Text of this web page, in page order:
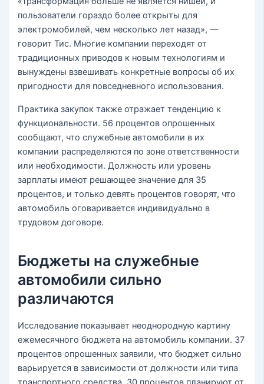
пользователи гораздо более открыты для
электромобилей, чем несколько лет назад», —
говорит Тис. Многие компании переходят от
традиционных приводов к новым технологиям и
вынуждены взвешивать конкретные вопросы об их
пригодности для повседневного использования.
Практика закупок также отражает тенденцию к
функциональности. 56 процентов опрошенных
сообщают, что служебные автомобили в их
компании распределяются по зоне ответственности
или необходимости. Должность или уровень
зарплаты имеют решающее значение для 35
процентов, и только девять процентов говорят, что
автомобиль оговаривается индивидуально в
трудовом договоре.
Бюджеты на служебные
автомобили сильно
различаются
Исследование показывает неоднородную картину
ежемесячного бюджета на автомобиль компании. 37
процентов опрошенных заявили, что бюджет сильно
варьируется в зависимости от должности или типа